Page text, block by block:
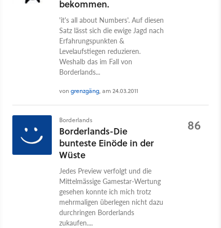
bekommen.
'it's all about Numbers'. Auf diesen
Satz lässt sich die ewige Jagd nach
Erfahrungspunkten &
Levelaufstiegen reduzieren.
Weshalb das im Fall von
Borderlands...
vongrenzgäng, am 24.03.2011
Borderlands
Borderlands-Die
bunteste Einöde in der
Wüste
Jedes Preview verfolgt und die
Mittelmässige Gamestar-Wertung
gesehen konnte ich mich trotz
mehrmaligen überlegen nicht dazu
durchringen Borderlands
zukaufen....
86